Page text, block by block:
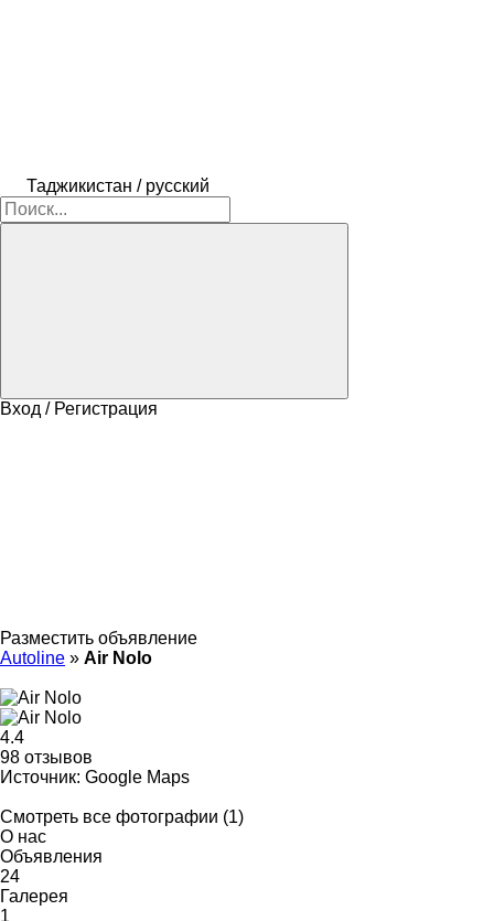
Таджикистан / русский
Вход / Регистрация
Разместить объявление
Autoline » Air Nolo
4.4
98 отзывов
Источник: Google Maps
Смотреть все фотографии (1)
О нас
Объявления
24
Галерея
1